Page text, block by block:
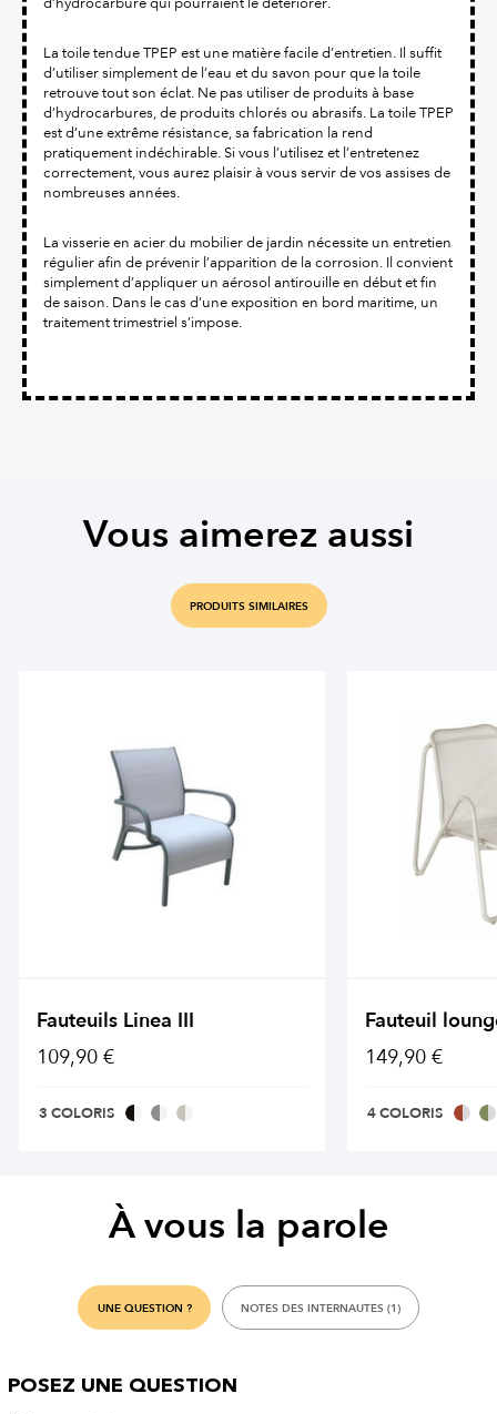
La toile tendue TPEP est une matière facile d’entretien. Il suffit
d’utiliser simplement de l’eau et du savon pour que la toile
retrouve tout son éclat. Ne pas utiliser de produits à base
d’hydrocarbures, de produits chlorés ou abrasifs. La toile TPEP
est d’une extrême résistance, sa fabrication la rend
pratiquement indéchirable. Si vous l’utilisez et l’entretenez
correctement, vous aurez plaisir à vous servir de vos assises de
nombreuses années.
La visserie en acier du mobilier de jardin nécessite un entretien
régulier afin de prévenir l’apparition de la corrosion. Il convient
simplement d’appliquer un aérosol antirouille en début et fin
de saison. Dans le cas d’une exposition en bord maritime, un
traitement trimestriel s’impose.
Vous aimerez aussi
PRODUITS SIMILAIRES
Fauteuils Linea III
109,90 €
3 COLORIS
Fauteuil
149,90 €
4 COLORIS
À vous la parole
UNE QUESTION ? NOTES DES INTERNAUTES (1)
POSEZ UNE QUESTION